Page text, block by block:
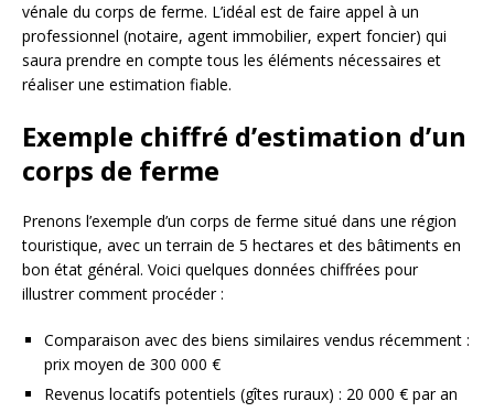
vénale du corps de ferme. L’idéal est de faire appel à un
professionnel (notaire, agent immobilier, expert foncier) qui
saura prendre en compte tous les éléments nécessaires et
réaliser une estimation fiable.
Exemple chiffré d’estimation d’un
corps de ferme
Prenons l’exemple d’un corps de ferme situé dans une région
touristique, avec un terrain de 5 hectares et des bâtiments en
bon état général. Voici quelques données chiffrées pour
illustrer comment procéder :
Comparaison avec des biens similaires vendus récemment :
prix moyen de 300 000 €
Revenus locatifs potentiels (gîtes ruraux) : 20 000 € par an